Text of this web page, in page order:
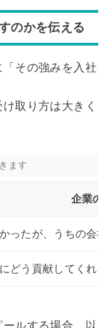
のかを伝える
その強みを入社
取り方は大きく
企業の
ったが、うちの会
どう貢献してくれ
ルする場合、以